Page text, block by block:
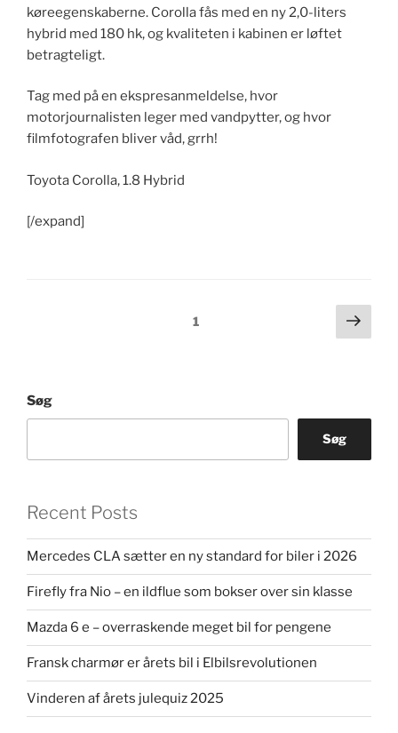
køreegenskaberne. Corolla fås med en ny 2,0-liters
hybrid med 180 hk, og kvaliteten i kabinen er løftet
betragteligt.
Tag med på en ekspresanmeldelse, hvor
motorjournalisten leger med vandpytter, og hvor
filmfotografen bliver våd, grrh!
Toyota Corolla, 1.8 Hybrid
[/expand]
Side1
side
Søg
Søg
Recent Posts
Mercedes CLA sætter en ny standard for biler i 2026
Firefly fra Nio – en ildflue som bokser over sin klasse
Mazda 6 e – overraskende meget bil for pengene
Fransk charmør er årets bil i Elbilsrevolutionen
Vinderen af årets julequiz 2025